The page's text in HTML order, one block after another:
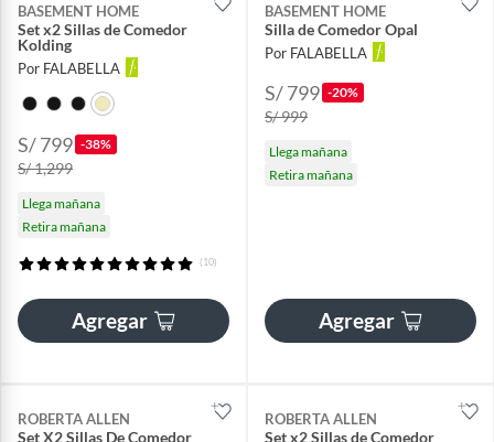
BASEMENT HOME
Set x2 Sillas de Comedor
Kolding
Por FALABELLA
S/ 799 -38%
S/ 1,299
Llega mañana
Retira mañana
(10)
Agregar
BASEMENT HOME
Silla de Comedor Opal
Por FALABELLA
S/ 799 -20%
S/ 999
Llega mañana
Retira mañana
Agregar
ROBERTA ALLEN
Set X2 Sillas De Comedor
ROBERTA ALLEN
Set x2 Sillas de Comedor